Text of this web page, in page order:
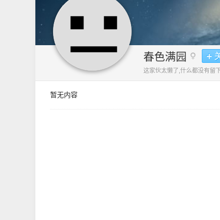
春色满园
这家伙太懒了,什么都没有留
暂无内容